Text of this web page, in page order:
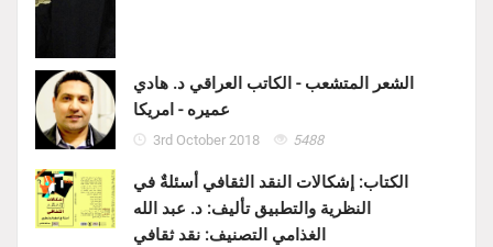
الشعر المتشعب - الكاتب العراقي د. هادي
عميره - امريكا
3rd October 2018 5488
الكتاب: إشكالات النقد الثقافي أسئلةٌ في
النظرية والتطبيق تأليف: د. عبد الله
الغذامي التصنيف: نقد ثقافي